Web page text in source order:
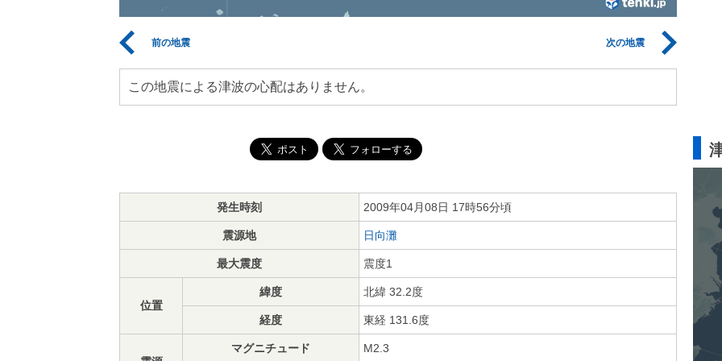
前の地震 次の地震
この地震による津波の心配はありません。
発生時刻 2009年04月08日 17時56分頃
震源地 日向灘
最大震度 震度1
位置
緯度 北緯 32.2度
経度 東経 131.6度
マグニチュード M2.3